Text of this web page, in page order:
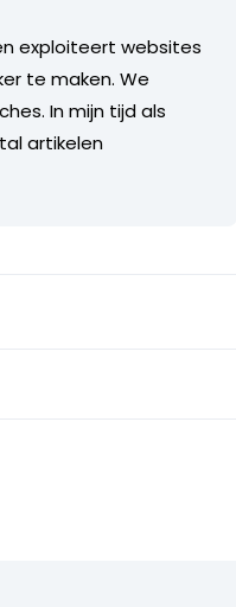
exploiteert websites
te maken. We
In mijn tijd als
artikelen